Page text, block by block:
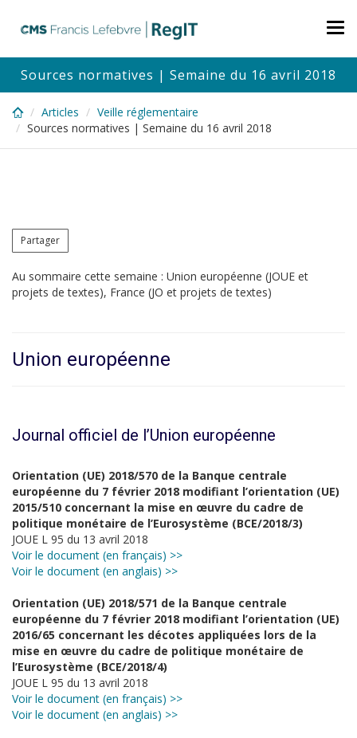
content
Sources normatives | Semaine du 16 avril 2018
Articles
Veille réglementaire
Sources normatives | Semaine du 16 avril 2018
Partager
Au sommaire cette semaine : Union européenne (JOUE et
projets de textes), France (JO et projets de textes)
Union européenne
Journal officiel de l’Union européenne
Orientation (UE) 2018/570 de la Banque centrale
européenne du 7 février 2018 modifiant l’orientation (UE)
2015/510 concernant la mise en œuvre du cadre de
politique monétaire de l’Eurosystème (BCE/2018/3)
JOUE L 95 du 13 avril 2018
Voir le document (en français) >>
Voir le document (en anglais) >>
Orientation (UE) 2018/571 de la Banque centrale
européenne du 7 février 2018 modifiant l’orientation (UE)
2016/65 concernant les décotes appliquées lors de la
mise en œuvre du cadre de politique monétaire de
l’Eurosystème (BCE/2018/4)
JOUE L 95 du 13 avril 2018
Voir le document (en français) >>
Voir le document (en anglais) >>